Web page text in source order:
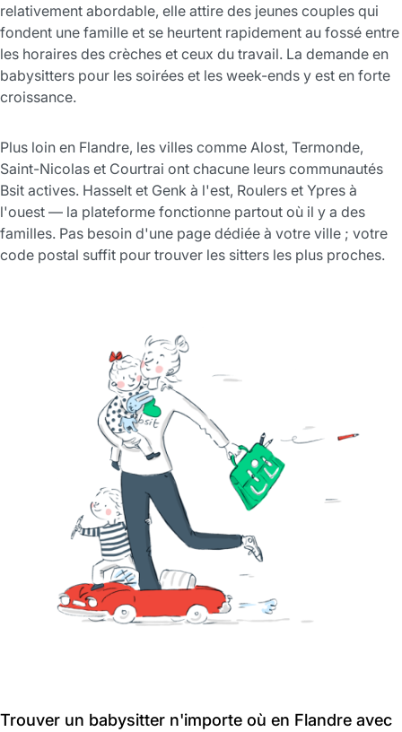
relativement abordable, elle attire des jeunes couples qui
fondent une famille et se heurtent rapidement au fossé entre
les horaires des crèches et ceux du travail. La demande en
babysitters pour les soirées et les week-ends y est en forte
croissance.
Plus loin en Flandre, les villes comme Alost, Termonde,
Saint-Nicolas et Courtrai ont chacune leurs communautés
Bsit actives. Hasselt et Genk à l'est, Roulers et Ypres à
l'ouest — la plateforme fonctionne partout où il y a des
familles. Pas besoin d'une page dédiée à votre ville ; votre
code postal suffit pour trouver les sitters les plus proches.
Trouver un babysitter n'importe où en Flandre avec